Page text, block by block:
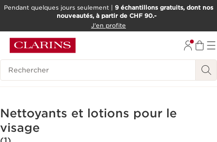
ALLER AU CONTENU
OUTIL D'ACCESSIBILITÉ
Pendant quelques jours seulement | 9 échantillons gratuits, dont nos
nouveautés, à partir de CHF 90.-
J'en profite
Historique des recherches
Nettoyants et lotions pour le
visage